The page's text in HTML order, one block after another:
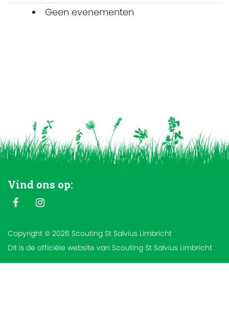
Geen evenementen
Vind ons op:
Copyright © 2026 Scouting St Salvius Limbricht
Dit is de officiële website van Scouting St Salvius Limbricht